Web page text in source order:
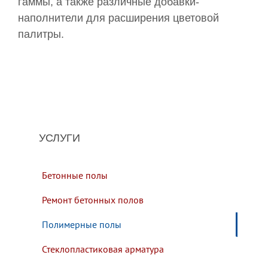
наполнители для расширения цветовой
палитры.
УСЛУГИ
Бетонные полы
Ремонт бетонных полов
Полимерные полы
Стеклопластиковая арматура